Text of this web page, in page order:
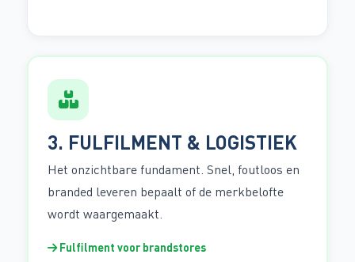
3. FULFILMENT & LOGISTIEK
Het onzichtbare fundament. Snel, foutloos en
branded leveren bepaalt of de merkbelofte
wordt waargemaakt.
Fulfilment voor brandstores